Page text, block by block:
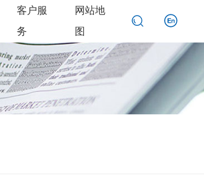
客户服
务
网站地
图